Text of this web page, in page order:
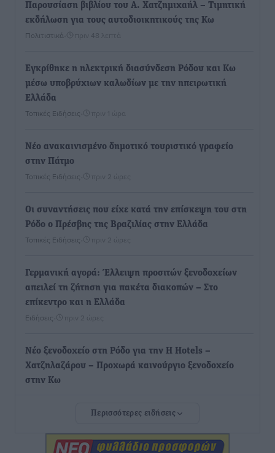
Παρουσίαση βιβλίου του Α. Χατζημιχαήλ – Τιμητική
εκδήλωση για τους αυτοδιοικητικούς της Κω
Πολιτιστικά πριν 48 λεπτά
Εγκρίθηκε η ηλεκτρική διασύνδεση Ρόδου και Κω
μέσω υποβρύχιων καλωδίων με την ηπειρωτική
Ελλάδα
Τοπικές Ειδήσεις πριν 1 ώρα
Νέο ανακαινισμένο δημοτικό τουριστικό γραφείο
στην Πάτμο
Τοπικές Ειδήσεις πριν 2 ώρες
Οι συναντήσεις που είχε κατά την επίσκεψη του στη
Ρόδο ο Πρέσβης της Βραζιλίας στην Ελλάδα
Τοπικές Ειδήσεις πριν 2 ώρες
Γερμανική αγορά: Έλλειψη προσιτών ξενοδοχείων
απειλεί τη ζήτηση για πακέτα διακοπών – Στο
επίκεντρο και η Ελλάδα
Ειδήσεις πριν 2 ώρες
Νέο ξενοδοχείο στη Ρόδο για την H Hotels –
Χατζηλαζάρου – Προχωρά καινούργιο ξενοδοχείο
στην Κω
Μαστιχάρι – Αναποδογύρισε όχημα με μητέρα και
Περισσότερες ειδήσεις